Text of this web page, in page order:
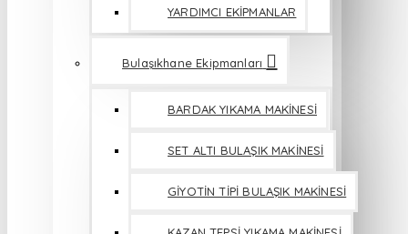
YARDIMCI EKİPMANLAR
Bulaşıkhane Ekipmanları
BARDAK YIKAMA MAKİNESİ
SET ALTI BULAŞIK MAKİNESİ
GİYOTİN TİPİ BULAŞIK MAKİNESİ